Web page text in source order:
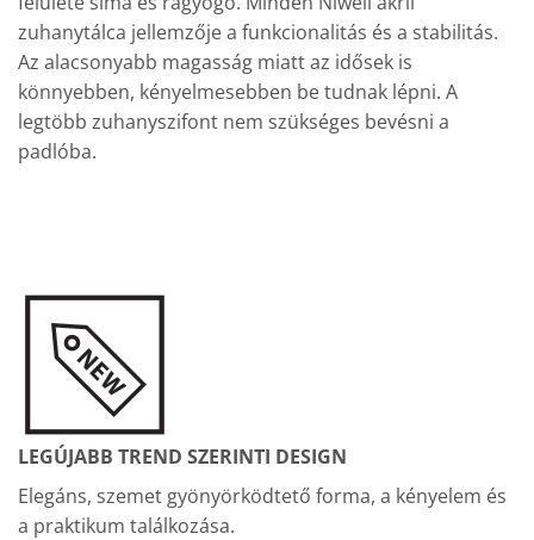
zuhanytálca jellemzője a funkcionalitás és a stabilitás.
Az alacsonyabb magasság miatt az idősek is
könnyebben, kényelmesebben be tudnak lépni. A
legtöbb zuhanyszifont nem szükséges bevésni a
padlóba.
LEGÚJABB TREND SZERINTI DESIGN
Elegáns, szemet gyönyörködtető forma, a kényelem és
a praktikum találkozása.